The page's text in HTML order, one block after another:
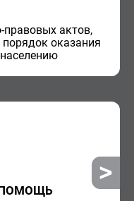
актов,
ока­за­ния